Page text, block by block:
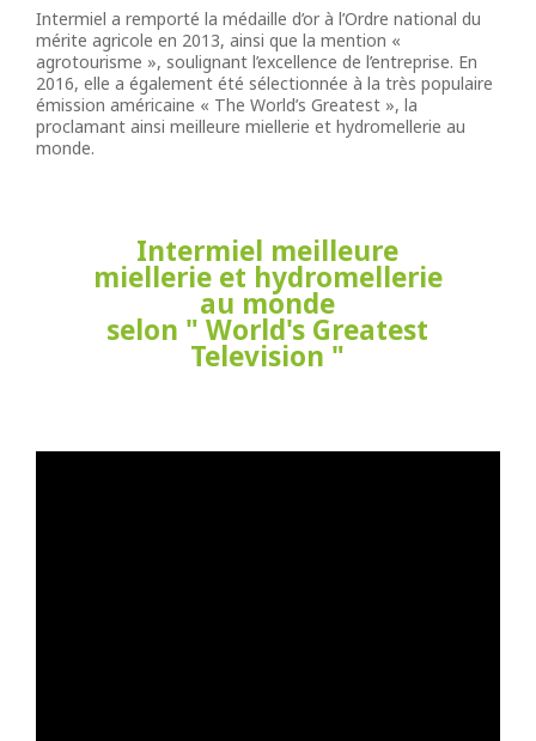
Intermiel a remporté la médaille d’or à l’Ordre national du
mérite agricole en 2013, ainsi que la mention «
agrotourisme », soulignant l’excellence de l’entreprise. En
2016, elle a également été sélectionnée à la très populaire
émission américaine « The World’s Greatest », la
proclamant ainsi meilleure miellerie et hydromellerie au
monde.
Intermiel meilleure
miellerie et hydromellerie
au monde
selon " World's Greatest
Television "